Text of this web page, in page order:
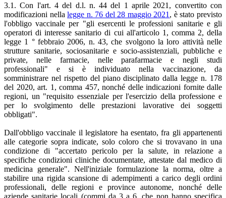
3.1. Con l'art. 4 del d.l. n. 44 del 1 aprile 2021, convertito con
modificazioni nellalegge n. 76 del 28 maggio 2021 , è stato previsto
l'obbligo vaccinale per "gli esercenti le professioni sanitarie e gli
operatori di interesse sanitario di cui all'articolo 1, comma 2, della
legge 1 ° febbraio 2006, n. 43, che svolgono la loro attività nelle
strutture sanitarie, sociosanitarie e socio-assistenziali, pubbliche e
private, nelle farmacie, nelle parafarmacie e negli studi
professionali" e si è individuato nella vaccinazione, da
somministrare nel rispetto del piano disciplinato dalla legge n. 178
del 2020, art. 1, comma 457, nonché delle indicazioni fornite dalle
regioni, un "requisito essenziale per l'esercizio della professione e
per lo svolgimento delle prestazioni lavorative dei soggetti
obbligati".
Dall'obbligo vaccinale il legislatore ha esentato, fra gli appartenenti
alle categorie sopra indicate, solo coloro che si trovavano in una
condizione di "accertato pericolo per la salute, in relazione a
specifiche condizioni cliniche documentate, attestate dal medico di
medicina generale". Nell'iniziale formulazione la norma, oltre a
stabilire una rigida scansione di adempimenti a carico degli ordini
professionali, delle regioni e province autonome, nonché delle
aziende sanitarie locali (commi da 3 a 6, che non hanno specifica